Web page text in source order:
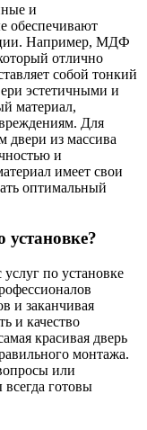
и
обеспечивают
Например, МДФ
отлично
собой тонкий
эстетичными и
материал,
Для
двери из массива
и
имеет свои
оптимальный
установке?
по установке
и заканчивая
и качество
красивая дверь
монтажа.
или
готовы